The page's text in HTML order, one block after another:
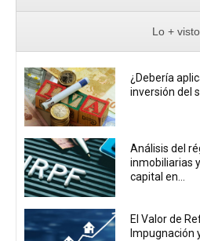
Lo + visto
¿Debería
inversión del
Análisis del
inmobiliarias
capital en...
El Valor de
Impugnación